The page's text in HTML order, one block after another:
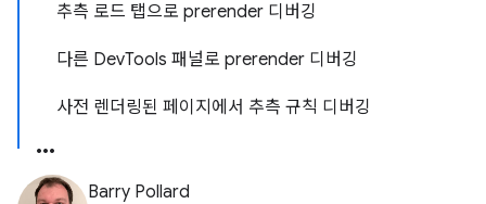
추측 로드 탭으로 prerender 디버깅
다른 DevTools 패널로 prerender 디버깅
사전 렌더링된 페이지에서 추측 규칙 디버깅
Barry Pollard